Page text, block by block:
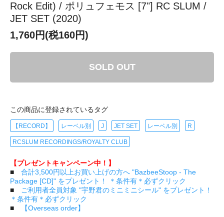
Rock Edit) / ポリュフェモス [7"] RC SLUM /
JET SET (2020)
1,760円(税160円)
SOLD OUT
この商品に登録されているタグ
【RECORD】 レーベル別 J JET SET レーベル別 R
RCSLUM RECORDINGS/ROYALTY CLUB
【プレゼントキャンペーン中！】
■ 合計3,500円以上お買い上げの方へ "BazbeeStoop - The
Package [CD]" をプレゼント！ ＊条件有＊必ずクリック
■
ご利用者全員対象 "宇野君のミニミニシール" をプレゼント！
＊条件有＊必ずクリック
■
【Overseas order】